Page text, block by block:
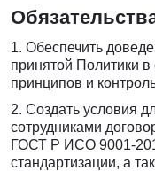
1. Обеспечить
принятой Политики
принципов и
2. Создать условия
сотрудниками
ГОСТ Р ИСО 9001-
стандартизации, а